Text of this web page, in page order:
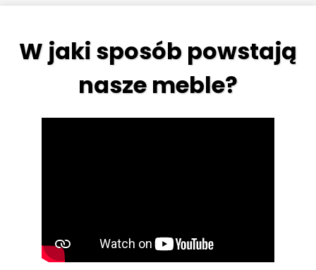
W jaki sposób powstają
nasze meble?